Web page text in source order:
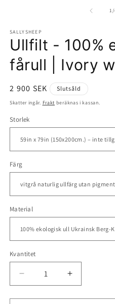
1/
SALLYSHEEP
Ullfilt - 100%
fårull | Ivory
Ordinarie
pris
2 900 SEK Slutsåld
Skatter ingår. Frakt beräknas i kassan.
Storlek
Färg
Material
Kvantitet
Minska
kvantitet
för
Öka
kvantitet
för